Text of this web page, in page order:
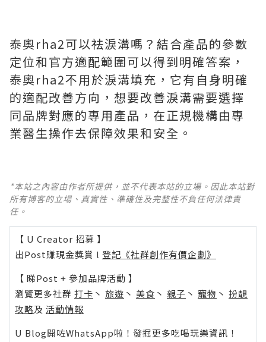
泰奧rha2可以祛淚溝嗎？結合產品的參數
定位和官方適配範圍可以得到明確答案，
泰奧rha2不用於淚溝填充，它有自身明確
的適配改善方向，想要改善淚溝需要選擇
同品牌對應的專用產品，在正規機構由專
業醫生操作去保障效果和安全。
*本站之內容由作者所提供，並不代表本站的立場。因此本站對
所有博客的立場、真實性、準確性及完整性不負任何法律責
任。
【 U Creator 招募 】
出Post賺現金獎賞 l 登記《社群創作有價企劃》
【 睇Post + 參加品牌活動 】
瀏覽更多社群 打卡 丶 旅遊 丶 美食 丶 親子 丶 寵物 丶 扮靚
攻略及 活動情報
U Blog開咗WhatsApp啦！發掘更多吃喝玩樂資訊！